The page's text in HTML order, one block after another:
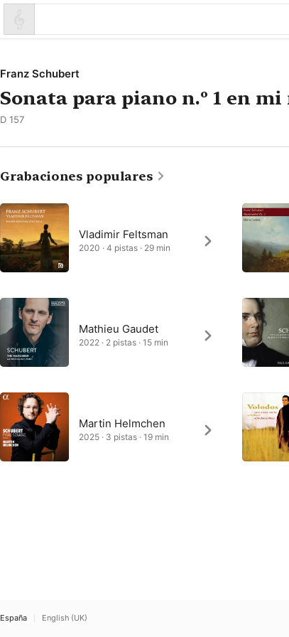
Franz Schubert
Sonata para piano n.º 1 en
D 157
Grabaciones populares
Vladimir Feltsman
2020 · 4 pistas · 29 min
Mathieu Gaudet
2022 · 2 pistas · 15 min
Martin Helmchen
2025 · 3 pistas · 19 min
España English (UK)